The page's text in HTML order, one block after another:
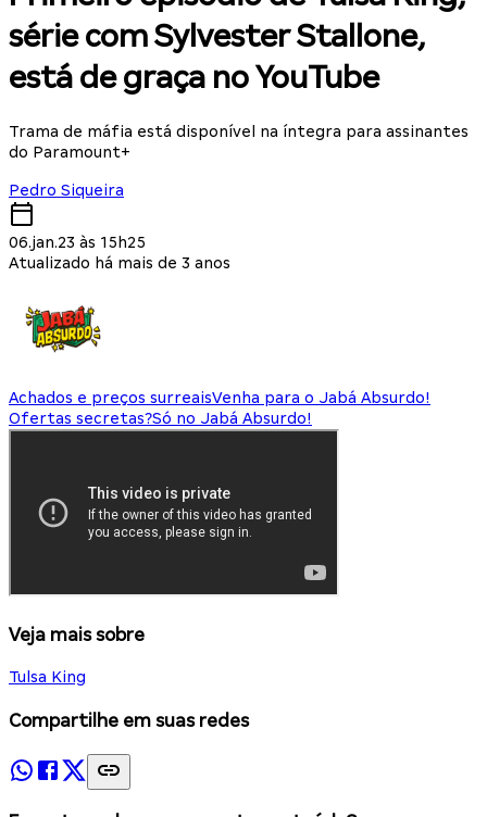
série com Sylvester Stallone,
está de graça no YouTube
Trama de máfia está disponível na íntegra para assinantes
do Paramount+
Pedro Siqueira
06.jan.23 às 15h25
Atualizado há mais de 3 anos
Achados e preços surreaisVenha para o Jabá Absurdo!
Ofertas secretas?Só no Jabá Absurdo!
Veja mais sobre
Tulsa King
Compartilhe em suas redes